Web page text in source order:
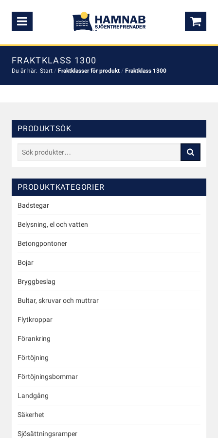
Meny
FRAKTKLASS 1300
Du är här: Start / Fraktklasser för produkt / Fraktklass 1300
PRODUKTSÖK
Sök
efter:
PRODUKTKATEGORIER
Badstegar
Belysning, el och vatten
Betongpontoner
Bojar
Bryggbeslag
Bultar, skruvar och muttrar
Flytkroppar
Förankring
Förtöjning
Förtöjningsbommar
Landgång
Säkerhet
Sjösättningsramper